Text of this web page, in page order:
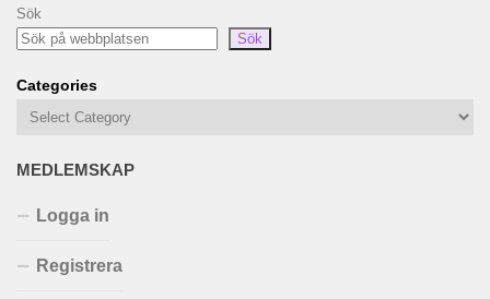
Sök
Sök
Categories
MEDLEMSKAP
Logga in
Registrera